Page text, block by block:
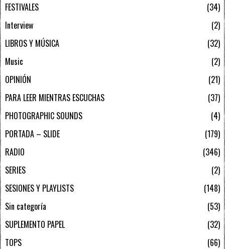
FESTIVALES
34
Interview
2
LIBROS Y MÚSICA
32
Music
2
OPINIÓN
21
PARA LEER MIENTRAS ESCUCHAS
37
PHOTOGRAPHIC SOUNDS
4
PORTADA – SLIDE
179
RADIO
346
SERIES
2
SESIONES Y PLAYLISTS
148
Sin categoría
53
SUPLEMENTO PAPEL
32
TOPS
66